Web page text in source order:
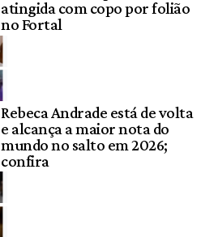
atingida com copo por folião
no Fortal
Rebeca Andrade está de volta
e alcança a maior nota do
mundo no salto em 2026;
confira